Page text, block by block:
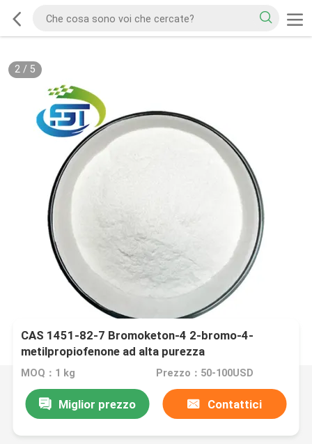
2/ 5
CAS 1451-82-7 Bromoketon-4 2-bromo-4-
metilpropiofenone ad alta purezza
MOQ：1 kg Prezzo：50-100USD
Miglior prezzo Contattici